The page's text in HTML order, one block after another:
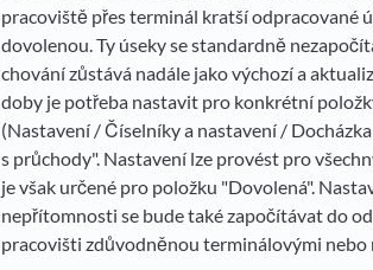
pracoviště přes terminál kratší odpracované
dovolenou. Ty úseky se standardně
chování zůstává nadále jako výchozí a
doby je potřeba nastavit pro konkrétní
(Nastavení / Číselníky a nastavení /
s průchody". Nastavení lze provést pro
je však určené pro položku "Dovolená".
nepřítomnosti se bude také započítávat do
pracovišti zdůvodněnou terminálovými nebo